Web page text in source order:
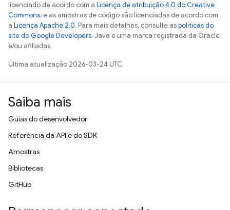
licenciado de acordo com a Licença de atribuição 4.0 do Creative
Commons, e as amostras de código são licenciadas de acordo com
a Licença Apache 2.0. Para mais detalhes, consulte aspolíticas do
site do Google Developers. Java é uma marca registrada da Oracle
e/ou afiliadas.
Última atualização 2026-03-24 UTC.
Saiba mais
Guias do desenvolvedor
Referência da API e do SDK
Amostras
Bibliotecas
GitHub